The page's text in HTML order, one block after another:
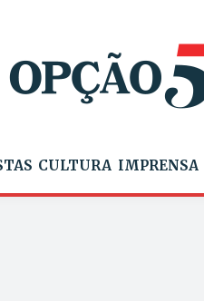
CULTURA IMPRENSA